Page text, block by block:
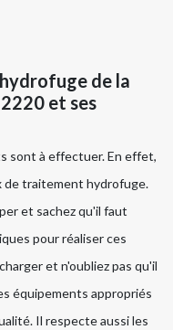
de la
et ses
sont à effectuer. En effet,
de traitement hydrofuge.
et sachez qu'il faut
pour réaliser ces
et n'oubliez pas qu'il
équipements appropriés
Il respecte aussi les